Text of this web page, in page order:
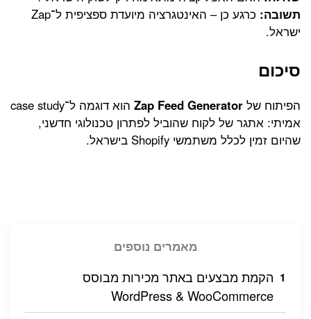
תשובה:
כרגע כן – האינטגרציה מיועדת ספציפית ל־Zap
ישראל.
סיכום
הפיתוח של Zap Feed Generator
הוא דוגמה ל־case study
אמיתי: אתגר של לקוח שהוביל לפתרון טכנולוגי חדשני,
שהיום זמין לכלל משתמשי Shopify בישראל.
מאמרים נוספים
הקמת מבצעים באתר מכירות מבוסס
WordPress & WooCommerce